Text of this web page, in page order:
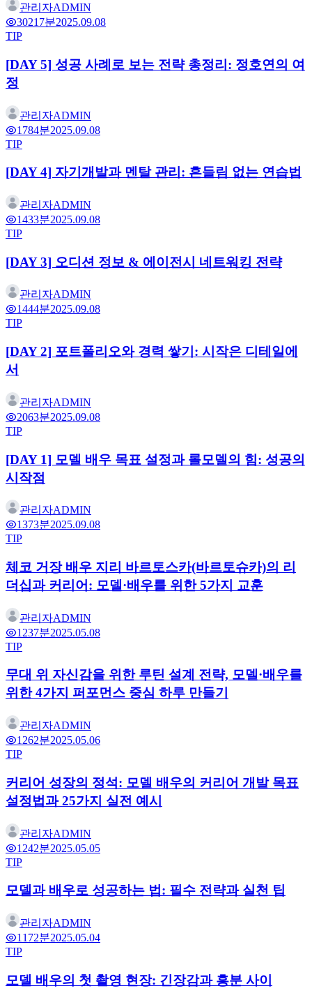
관리자ADMIN
30217분2025.09.08
TIP
[DAY 5] 성공 사례로 보는 전략 총정리: 정호연의 여
정
관리자ADMIN
1784분2025.09.08
TIP
[DAY 4] 자기개발과 멘탈 관리: 흔들림 없는 연습법
관리자ADMIN
1433분2025.09.08
TIP
[DAY 3] 오디션 정보 & 에이전시 네트워킹 전략
관리자ADMIN
1444분2025.09.08
TIP
[DAY 2] 포트폴리오와 경력 쌓기: 시작은 디테일에
서
관리자ADMIN
2063분2025.09.08
TIP
[DAY 1] 모델 배우 목표 설정과 롤모델의 힘: 성공의
시작점
관리자ADMIN
1373분2025.09.08
TIP
체코 거장 배우 지리 바르토스카(바르토슈카)의 리
더십과 커리어: 모델·배우를 위한 5가지 교훈
관리자ADMIN
1237분2025.05.08
TIP
무대 위 자신감을 위한 루틴 설계 전략, 모델·배우를
위한 4가지 퍼포먼스 중심 하루 만들기
관리자ADMIN
1262분2025.05.06
TIP
커리어 성장의 정석: 모델 배우의 커리어 개발 목표
설정법과 25가지 실전 예시
관리자ADMIN
1242분2025.05.05
TIP
모델과 배우로 성공하는 법: 필수 전략과 실천 팁
관리자ADMIN
1172분2025.05.04
TIP
모델 배우의 첫 촬영 현장: 긴장감과 흥분 사이